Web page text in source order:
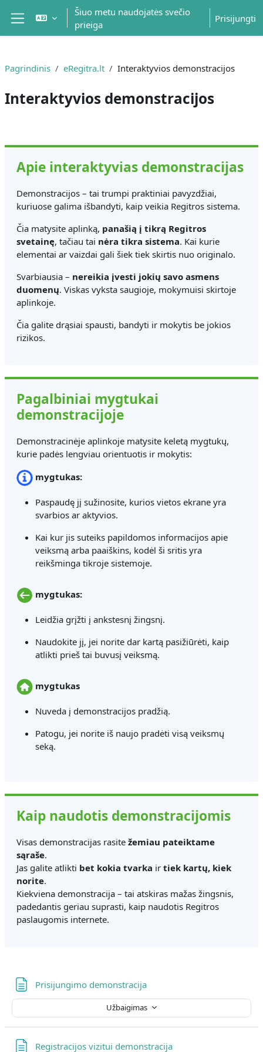
Pereiti į pagrindinį turinį
Šoninis skydelis
Šiuo metu naudojatės svečio
prieiga
Prisijungti
Pagrindinis eRegitra.lt Interaktyvios demonstracijos
Interaktyvios demonstracijos
Apie interaktyvias demonstracijas
Demonstracijos – tai trumpi praktiniai pavyzdžiai,
kuriuose galima išbandyti, kaip veikia Regitros sistema.
Čia matysite aplinką, panašią į tikrą Regitros
svetainę, tačiau tai nėra tikra sistema. Kai kurie
elementai ar vaizdai gali šiek tiek skirtis nuo originalo.
Svarbiausia – nereikia įvesti jokių savo asmens
duomenų. Viskas vyksta saugioje, mokymuisi skirtoje
aplinkoje.
Čia galite drąsiai spausti, bandyti ir mokytis be jokios
rizikos.
Pagalbiniai mygtukai
demonstracijoje
Demonstracinėje aplinkoje matysite keletą mygtukų,
kurie padės lengviau orientuotis ir mokytis:
mygtukas:
Paspaudę jį sužinosite, kurios vietos ekrane yra
svarbios ar aktyvios.
Kai kur jis suteiks papildomos informacijos apie
veiksmą arba paaiškins, kodėl ši sritis yra
reikšminga tikroje sistemoje.
mygtukas:
Leidžia grįžti į ankstesnį žingsnį.
Naudokite jį, jei norite dar kartą pasižiūrėti, kaip
atlikti prieš tai buvusį veiksmą.
mygtukas
Nuveda į demonstracijos pradžią.
Patogu, jei norite iš naujo pradėti visą veiksmų
seką.
Kaip naudotis demonstracijomis
Visas demonstracijas rasite žemiau pateiktame
sąraše.
Jas galite atlikti bet kokia tvarka ir tiek kartų, kiek
norite.
Kiekviena demonstracija – tai atskiras mažas žingsnis,
padedantis geriau suprasti, kaip naudotis Regitros
paslaugomis internete.
Prisijungimo demonstracijaPuslapis
Užbaigimas
Registracijos vizitui demonstracijaPuslapis